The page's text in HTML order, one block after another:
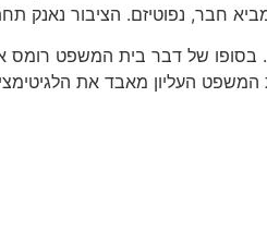
חבר, נפוטיזם. הציבור נאנק
בסופו של דבר בית המשפט
העליון מאבד את